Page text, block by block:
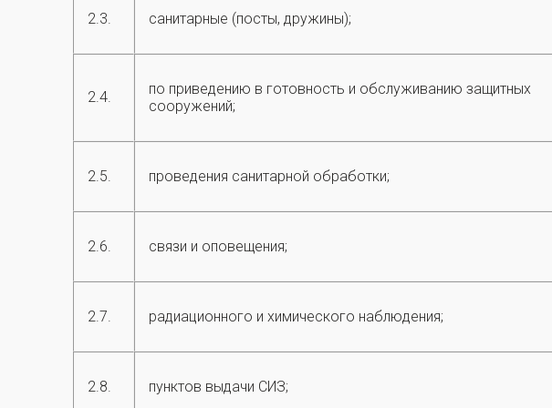
2.3. санитарные (посты, дружины);
2.4.
по приведению в готовность и обслуживанию защитных
сооружений;
2.5. проведения санитарной обработки;
2.6. связи и оповещения;
2.7. радиационного и химического наблюдения;
2.8. пунктов выдачи СИЗ;